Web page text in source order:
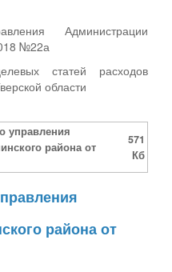
Администрации
№22а
статей расходов
области
управления
района от
571
Кб
района от